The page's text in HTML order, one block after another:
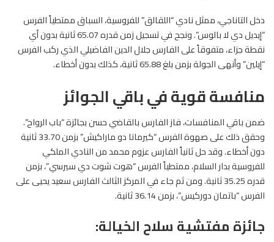
دخل التاناجي، ممثل نادي “اللقالق” للفروسية، السباق ممتطياً الفرس
“إيديل دي لا بالوس”. ونجح في تسجيل زمن قدره 65.07 ثانية بدون أي
نقطة جزاء، متفوقاً على الفارس جلال الدين الفاضيلي الذي ركبالفرس
“إيلين” وأنهى الجولة بزمن بلغ 65.88 ثانية، كذلك بدون أخطاء.
منافسة قوية في باقي الجوائز
ضمن باقي المنافسات، فاز الفارس بالقاضي حسن بجائزة “باب الرواح”.
وحقق ذلك على صهوة الفرس “كيرمانا دو ماراكيش” بزمن 33.70 ثانية
دون أخطاء. وقد حل ثانياً الفارس عزوم محمد من النادي الملكي
للفروسية بدار السلام، ممتطياً الفرس “هوت شوت دي سيرسي”، بزمن
قدره 35.25 ثانية. ومن ثم جاء في المركز الثالث الفارس سعيد يحيى على
الفرس “باتمان دوركيس”، بزمن 36.14 ثانية.
جائزة مفتشية سلاح الخيالة: